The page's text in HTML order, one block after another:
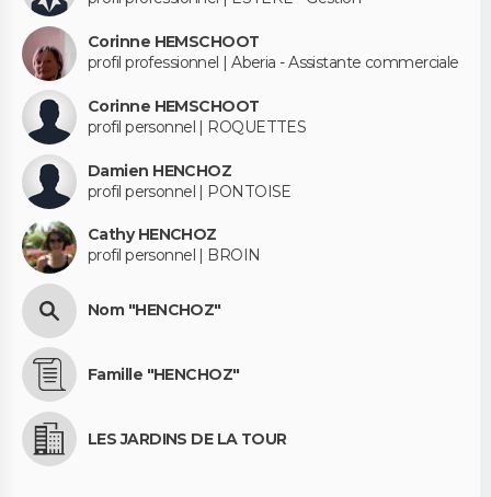
Corinne HEMSCHOOT
profil professionnel | Aberia - Assistante commerciale
Corinne HEMSCHOOT
profil personnel | ROQUETTES
Damien HENCHOZ
profil personnel | PONTOISE
Cathy HENCHOZ
profil personnel | BROIN
Nom "HENCHOZ"
Famille "HENCHOZ"
LES JARDINS DE LA TOUR